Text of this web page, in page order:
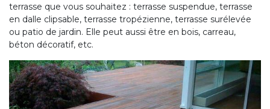
terrasse que vous souhaitez : terrasse suspendue, terrasse
en dalle clipsable, terrasse tropézienne, terrasse surélevée
ou patio de jardin. Elle peut aussi être en bois, carreau,
béton décoratif, etc.